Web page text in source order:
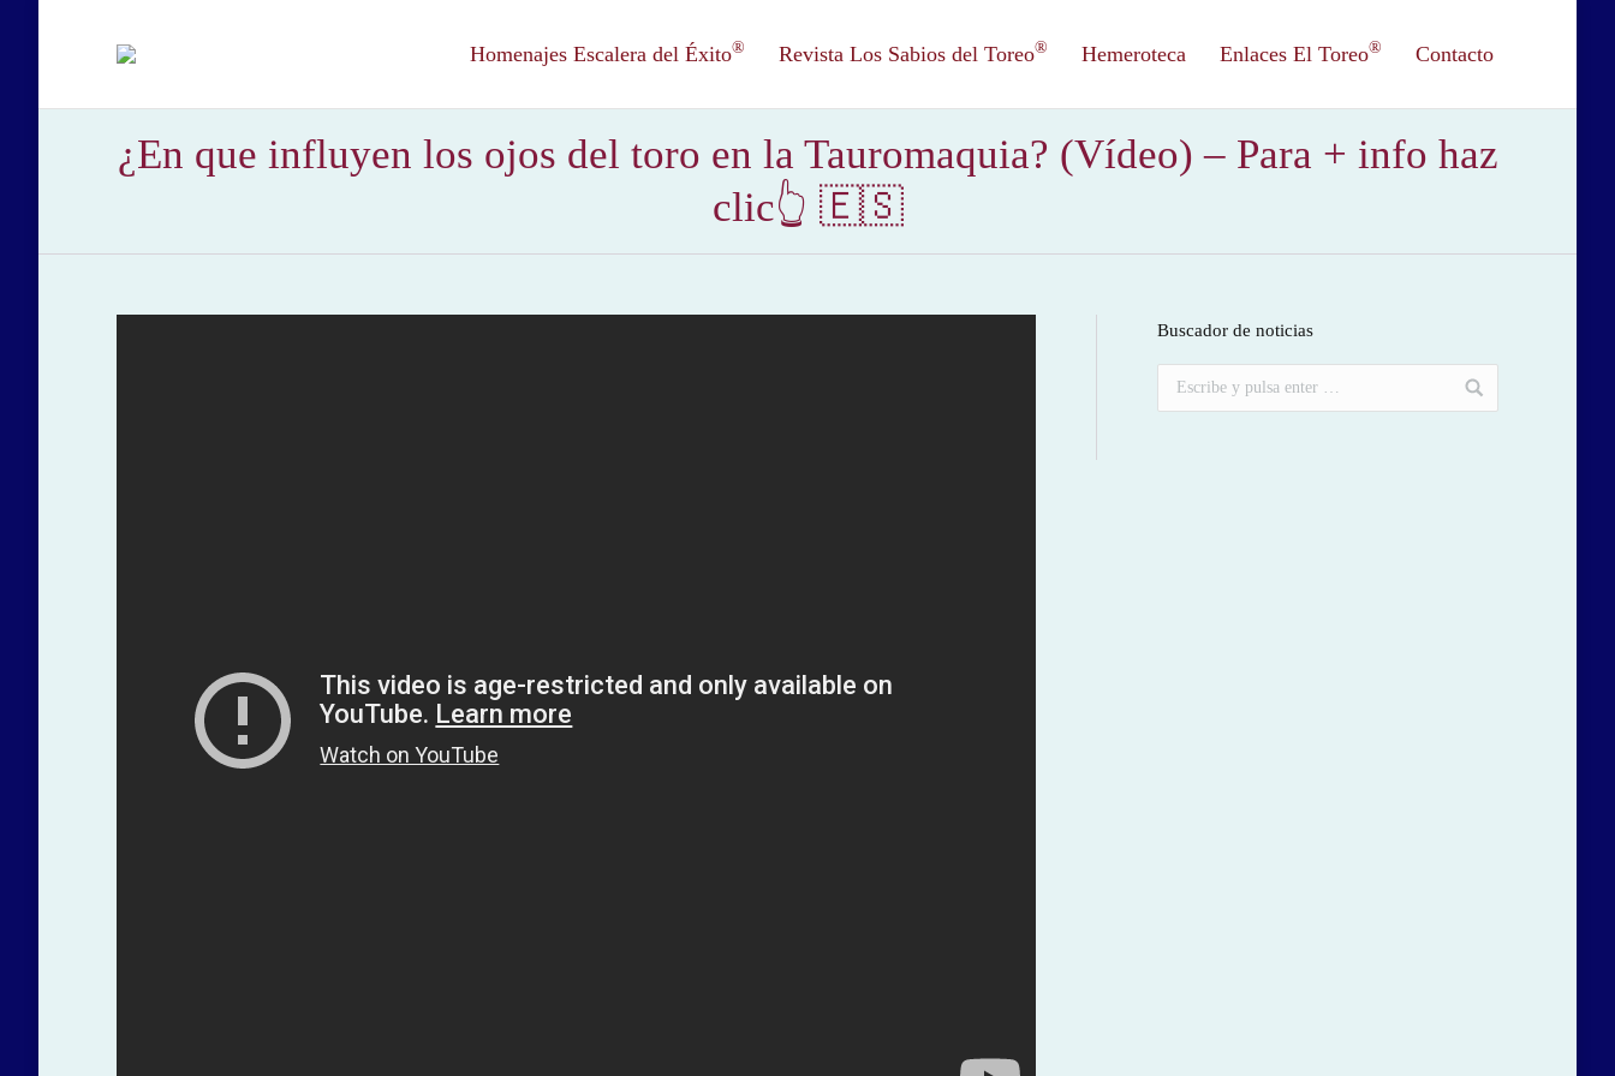
Homenajes Escalera del Éxito® Revista Los Sabios del Toreo® Hemeroteca Enlaces El Toreo® Contacto
¿En que influyen los ojos del toro en la Tauromaquia? (Vídeo) – Para + info haz
clic👆 🇪🇸
Buscador de noticias